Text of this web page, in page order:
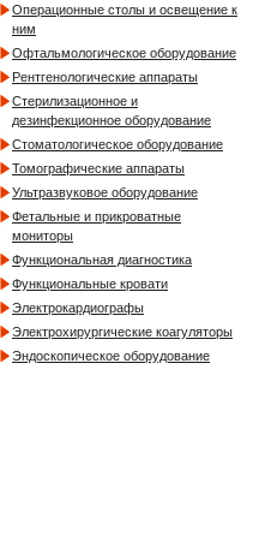
Операционные столы и освещение к
ним
Офтальмологическое оборудование
Рентгенологические аппараты
Стерилизационное и
дезинфекционное оборудование
Стоматологическое оборудование
Томографические аппараты
Ультразвуковое оборудование
Фетальные и прикроватные
мониторы
Функциональная диагностика
Функциональные кровати
Электрокардиографы
Электрохирургические коагуляторы
Эндоскопическое оборудование